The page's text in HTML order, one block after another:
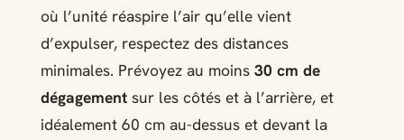
où l’unité réaspire l’air qu’elle vient
d’expulser, respectez des distances
minimales. Prévoyez au moins 30 cm de
dégagementsur les côtés et à l’arrière, et
idéalement 60 cm au-dessus et devant la